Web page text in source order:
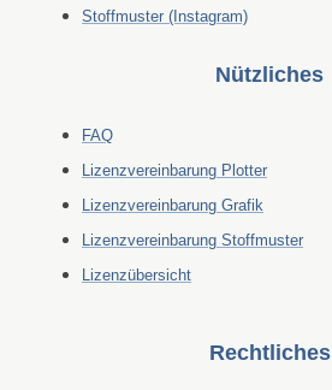
Stoffmuster (Instagram)
Nützliches
FAQ
Lizenzvereinbarung Plotter
Lizenzvereinbarung Grafik
Lizenzvereinbarung Stoffmuster
Lizenzübersicht
Rechtliches